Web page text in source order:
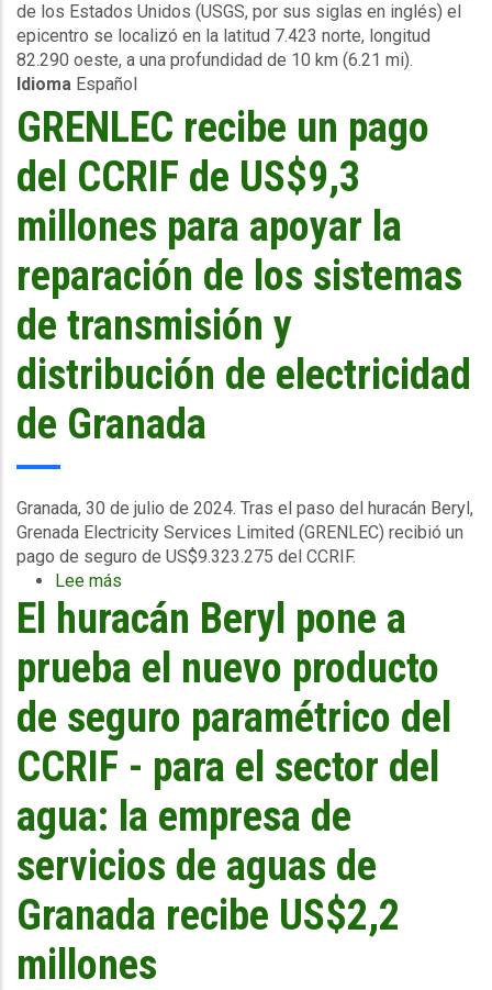
Panamá
-
26
de
agosto
de
2024
de los Estados Unidos (USGS, por sus siglas en inglés) el
epicentro se localizó en la latitud 7.423 norte, longitud
82.290 oeste, a una profundidad de 10 km (6.21 mi).
Idioma Español
GRENLEC recibe un pago
del CCRIF de US$9,3
millones para apoyar la
reparación de los sistemas
de transmisión y
distribución de electricidad
de Granada
Granada, 30 de julio de 2024. Tras el paso del huracán Beryl,
Grenada Electricity Services Limited (GRENLEC) recibió un
pago de seguro de US$9.323.275 del CCRIF.
Lee más
GRENLEC
recibe
pago
CCRIF
US$9,3
millones
para
apoyar
la
reparación
de
sistemas
El huracán Beryl pone a
prueba el nuevo producto
de seguro paramétrico del
CCRIF - para el sector del
agua: la empresa de
servicios de aguas de
Granada recibe US$2,2
millones